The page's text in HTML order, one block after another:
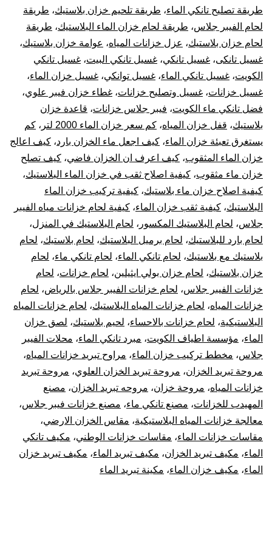
طريقة تصليح تانكي الماء، طريقة تلحيم خزان بلاستيك، طريقة
لحام الفيبر جلاس، طريقة لحام خزان الماء البلاستيك، طريقة
لحام خزان بلاستيك، عزل خزانات المياه، عوامة خزان بلاستيك،
غسيل تانكى، غسيل تانكي، غسيل تانكي البيت، غسيل تانكي
الكويت، غسيل تانكي الماء، غسيل توانكي، غسيل خزان الماء،
غسيل خزانات، غسيل وتصليح خزانات، غطاء خزان فيبر علوي،
فضل تانكي ماء الكويت، فيبر جلاس خزانات، قاعدة خزان
بلاستيك، قفل خزان المياه، كم سعر خزان الماء 2000 لتر ، كم
يستغرق تعبئة خزان الماء، كيف اجعل ماء الخزان بارد، كيف اعالج
خزان الماء المثقوب، كيف اعرف ان الخزان فاضي، كيف تصلح
خزان ماء مثقوب، كيفية اصلاح ثقب في خزان الماء البلاستيك،
كيفية اصلاح خزان ماء بلاستيك، كيفية تركيب خزان الماء
البلاستيك، كيفية ثقب خزان الماء، كيفية لحام خزانات مياه الفيبر
جلاس، لحام البلاستيك المكسور ، لحام البلاستيك في المنزل،
لحام بارد للبلاستيك، لحام برميل البلاستيك، لحام بلاستيك، لحام
بلاستيك مع بلاستيك، لحام تانكي الماء، لحام تانكي ماء، لحام
خزان بلاستيك، لحام خزان بولي ايثيلين، لحام خزانات، لحام
خزانات الفيبر جلاس، لحام خزانات الفيبر جلاس بالرياض، لحام
خزانات المياه، لحام خزانات المياه البلاستيك، لحام خزانات المياه
البلاستيكية، لحام خزانات بالاحساء، لحيم بلاستيك، لصق خزان
الماء، مؤسسة اطياف الكويت، مبرد تانكي الماء، محلات الفيبر
جلاس، مخطط تركيب خزان الماء، مراوح تبريد خزانات المياه،
مروحة تبريد الخزان، مروحة تبريد الخزان العلوي، مروحة تبريد
خزانات المياه، مروحة خزان، مروحه تبريد الخزان، مصنع
المهيدب للخزانات، مصنع تانكي ماء، مصنع خزانات فيبر جلاس،
معالجة خزانات المياه البلاستيكية، مقاس الخزان الارضي،
مقاسات خزانات الماء، مقاسات خزانات الوطني، مكيف تانكي
الماء، مكيف تبريد الخزان، مكيف تبريد الماء، مكيف تبريد خزان
الماء، مكيف خزان الماء، مكينة تبريد الماء